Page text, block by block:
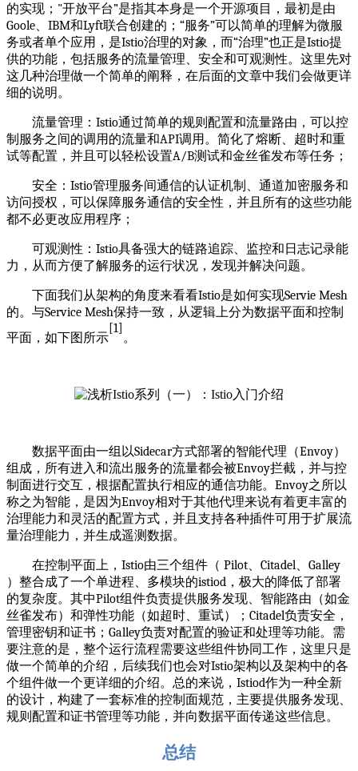
的实现； "开放平台”是指其本身是一个开源项目，最初是由
Goole IBM和Lyft联合创建的； “服务”可以简单的理解为微服
务或者单个应用，是Istio治理的对象，而“治理”也正是Istio提
供的功能，包括服务的流量管理、安全和可观测性。这里先对
这几种治理做一个简单的阐释，在后面的文章中我们会做更详
细的说明。
流量管理： Istio通过简单的规则配置和流量路由，可以控
制服务之间的调用的流量和API调用。简化了熔断、超时和重
试等配置，并且可以轻松设置A/B测试和金丝雀发布等任务；
安全： Istio管理服务间通信的认证机制、通道加密服务和
访问授权，可以保障服务通信的安全性，并且所有的这些功能
都不必更改应用程序；
可观测性： Istio具备强大的链路追踪、监控和日志记录能
力，从而方便了解服务的运行状况，发现并解决问题。
下面我们从架构的角度来看看Istio是如何实现Servie Mesh
的。与Service Mesh保持一致，从逻辑上分为数据平面和控制
平面，如下图所示
[1]
。
数据平面由一组以Sidecar方式部署的智能代理（Envoy）
组成，所有进入和流出服务的流量都会被Envoy拦截，并与控
制面进行交互，根据配置执行相应的通信功能。 Envoy之所以
称之为智能，是因为Envoy相对于其他代理来说有着更丰富的
治理能力和灵活的配置方式，并且支持各种插件可用于扩展流
量治理能力，并生成遥测数据。
在控制平面上， Istio由三个组件（ Pilot Citadel Galley
）整合成了一个单进程、多模块的istiod ，极大的降低了部署
的复杂度。其中Pilot组件负责提供服务发现、智能路由（如金
丝雀发布）和弹性功能（如超时、重试）； Citadel负责安全，
管理密钥和证书； Galley负责对配置的验证和处理等功能。需
要注意的是，整个运行流程需要这些组件协同工作，这里只是
做一个简单的介绍，后续我们也会对Istio架构以及架构中的各
个组件做一个更详细的介绍。总的来说， Istiod作为一种全新
的设计，构建了一套标准的控制面规范，主要提供服务发现、
规则配置和证书管理等功能，并向数据平面传递这些信息。
总结